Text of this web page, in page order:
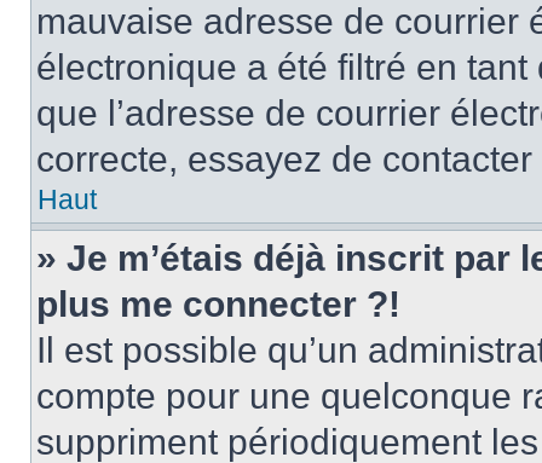
mauvaise adresse de courrier
électronique a été filtré en
que l’adresse de courrier
correcte, essayez de
Haut
» Je m’étais déjà inscrit par
plus me connecter ?!
Il est possible qu’un
compte pour une quelconque
suppriment périodiquement